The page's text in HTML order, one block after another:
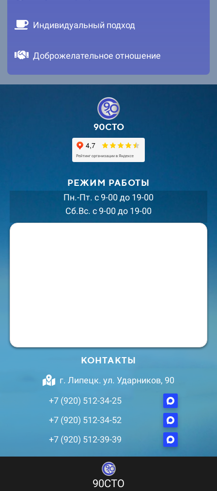
Индивидуальный подход
Доброжелательное отношение
90СТО
РЕЖИМ РАБОТЫ
Пн.-Пт. с 9-00 до 19-00
Сб.Вс. с 9-00 до 19-00
КОНТАКТЫ
г. Липецк. ул. Ударников, 90
+7 (920) 512-34-25
+7 (920) 512-34-52
+7 (920) 512-39-39
90СТО